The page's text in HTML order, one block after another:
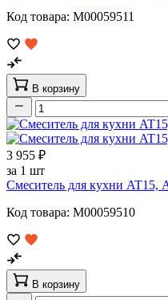
Код товара: M00059511
В корзину
3 955 ₽
за 1 шт
Смеситель для кухни AT15,
Код товара: M00059510
В корзину